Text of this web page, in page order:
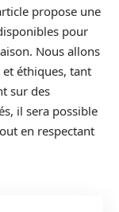
propose une
pour
Nous allons
éthiques, tant
sur des
il sera possible
en respectant